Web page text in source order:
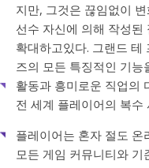
지만, 그것은 끊임없이
선수 자신에 의해 작성
확대하고있다. 그랜드 테
즈의 모든 특징적인 기능
활동과 흥미로운 직업의
전 세계 플레이어의 복수
플레이어는 혼자 절도
모든 게임 커뮤니티와